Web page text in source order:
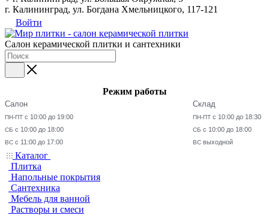
г. Калининград, ул. Богдана Хмельницкого, 117-121
Войти
Салон керамической плитки и сантехники
Режим работы
Салон
ПН-ПТ с 10:00 до 19:00
СБ с 10:00 до 18:00
ВС с 11:00 до 17:00
Склад
ПН-ПТ с 10:00 до 18:30
СБ с 10:00 до 18:00
ВС выходной
Каталог
Плитка
Напольные покрытия
Сантехника
Мебель для ванной
Растворы и смеси